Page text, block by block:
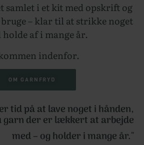
samlet i et kit med opskrift og
– klar til at strikke noget
af i mange år.
indenfor.
OM GARNFRYD
tid på at lave noget i hånden,
der er lækkert at arbejde
med – og holder i mange år."